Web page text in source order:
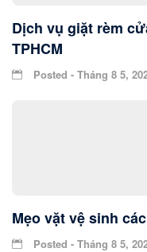
Dịch vụ giặt rèm
TPHCM
Posted - Tháng 8 5,
Mẹo vặt vệ sinh
Posted - Tháng 8 5,